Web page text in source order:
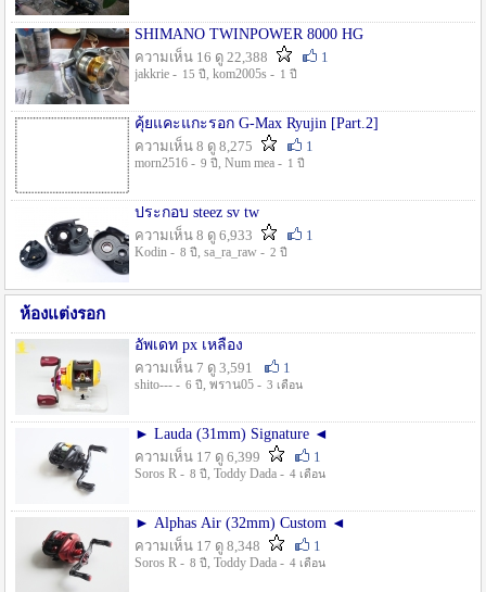
SHIMANO TWINPOWER 8000 HG
ความเห็น 16 ดู 22,388
1
jakkrie - 15 ปี , kom2005s - 1 ปี
คุ้ยแคะแกะรอก G-Max Ryujin [Part.2]
ความเห็น 8 ดู 8,275
1
morn2516 - 9 ปี , Num mea - 1 ปี
ประกอบ steez sv tw
ความเห็น 8 ดู 6,933
1
Kodin - 8 ปี , sa_ra_raw - 2 ปี
ห้องแต่งรอก
อัพเดท px เหลือง
ความเห็น 7 ดู 3,591
1
shito--- - 6 ปี , พราน05 - 3 เดือน
► Lauda (31mm) Signature ◄
ความเห็น 17 ดู 6,399
1
Soros R - 8 ปี , Toddy Dada - 4 เดือน
► Alphas Air (32mm) Custom ◄
ความเห็น 17 ดู 8,348
1
Soros R - 8 ปี , Toddy Dada - 4 เดือน